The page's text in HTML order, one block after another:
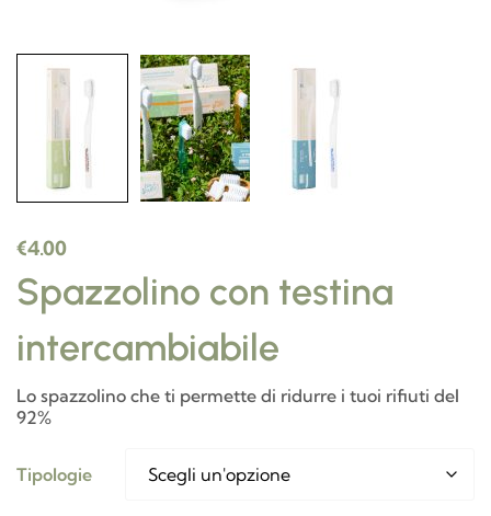
€4.00
Spazzolino con testina
intercambiabile
Lo spazzolino che ti permette di ridurre i tuoi rifiuti del
92%
Tipologie